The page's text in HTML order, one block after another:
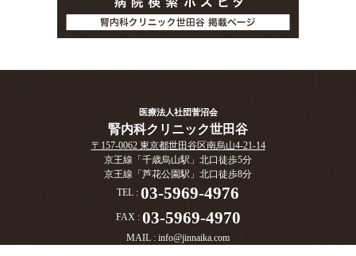
医療法人社団菅沼会
腎内科クリニック世田谷
〒157-0062 東京都世田谷区南烏山4-21-14
京王線「千歳烏山駅」北口徒歩5分
京王線「芦花公園駅」北口徒歩8分
TEL : 03-5969-4976
FAX : 03-5969-4970
MAIL : info@jinnaika.com